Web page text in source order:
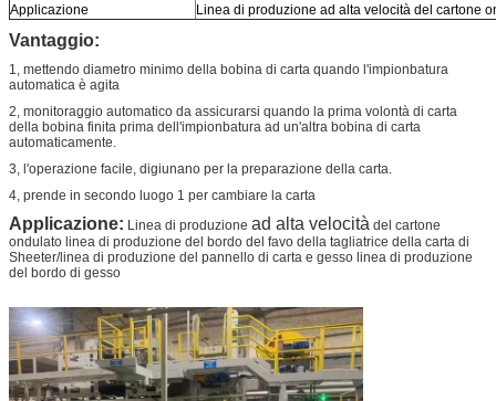
Applicazione
Linea di produzione ad alta velocità del cartone
Vantaggio:
1, mettendo diametro minimo della bobina di carta quando l'impionbatura
automatica è agita
2, monitoraggio automatico da assicurarsi quando la prima volontà di carta
della bobina finita prima dell'impionbatura ad un'altra bobina di carta
automaticamente.
3, l'operazione facile, digiunano per la preparazione della carta.
4, prende in secondo luogo 1 per cambiare la carta
Applicazione: Linea di produzione ad alta velocità del cartone
ondulato linea di produzione del bordo del favo della tagliatrice della carta di
Sheeter/linea di produzione del pannello di carta e gesso linea di produzione
del bordo di gesso